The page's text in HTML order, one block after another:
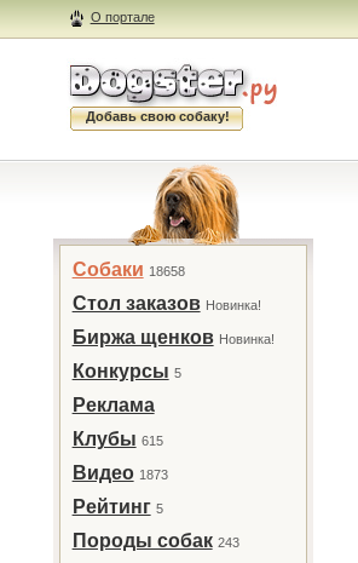
О портале
Добавь свою собаку!
Собаки 18658
Стол заказов Новинка!
Биржа щенков Новинка!
Конкурсы 5
Реклама
Клубы 615
Видео 1873
Рейтинг 5
Породы собак 243